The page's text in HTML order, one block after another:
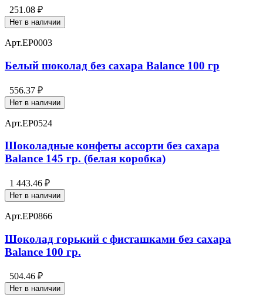
251.08 ₽
Нет в наличии
Арт.EP0003
Белый шоколад без сахара Balance 100 гр
556.37 ₽
Нет в наличии
Арт.EP0524
Шоколадные конфеты ассорти без сахара
Balance 145 гр. (белая коробка)
1 443.46 ₽
Нет в наличии
Арт.EP0866
Шоколад горький с фисташками без сахара
Balance 100 гр.
504.46 ₽
Нет в наличии